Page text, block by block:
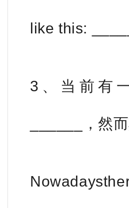
like this:
3、当前有
______，然